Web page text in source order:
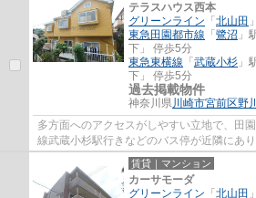
テラスハウス西本
グリーンライン 「 北山田
東急田園都市線 「 鷺沼 」
下」 停歩5分
東急東横線 「 武蔵小杉 」
下」 停歩5分
過去掲載物件
神奈川県川崎市宮前区野川
多方面へのアクセスがしやすい立地で、田
線武蔵小杉駅行きなどのバス停が近隣にあ
心です。センター北、センター南に車でア...
賃貸｜マンション
カーサモーダ
グリーンライン 「 北山田